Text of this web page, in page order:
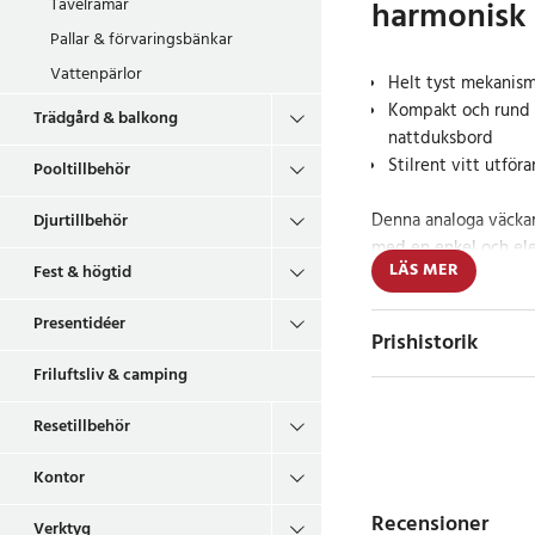
Pallar & förvaringsbänkar
Vattenpärlor
Trädgård & balkong
Pooltillbehör
Djurtillbehör
Fest & högtid
Presentidéer
Friluftsliv & camping
Resetillbehör
Kontor
Helt tyst
Kompakt och
nattduksbord
Stilrent vitt
Denna analoga
med en enkel och
mekanism slipper
natten, vilket gör
kompakta storleken
klockan tar minimalt
lätt att läsa av.
väckarklockan
LÄS MER
Prishistorik
Recensioner